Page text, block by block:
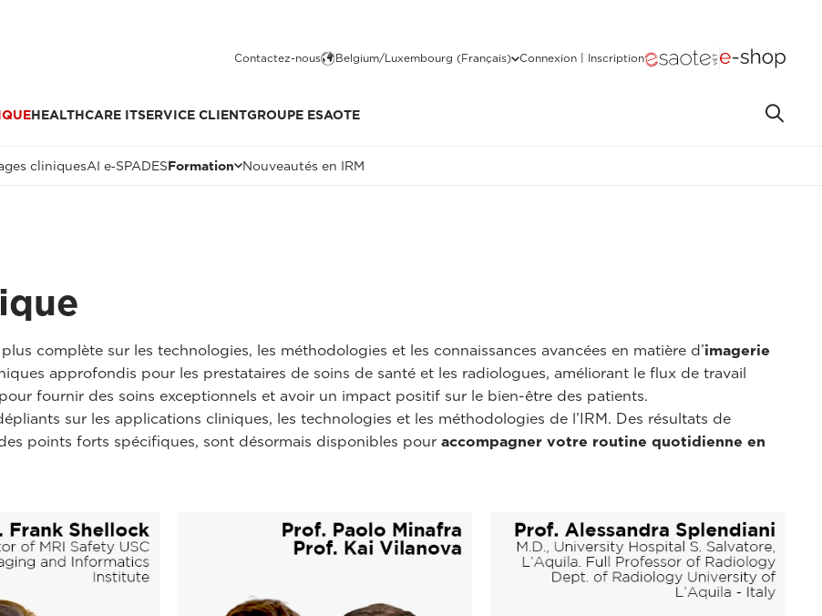
Contactez-nous Belgium/Luxembourg (Français) Connexion | Inscription
HEALTHCARE ITSERVICE CLIENTGROUPE ESAOTE
cliniquesAI e‑SPADESFormation Nouveautés en IRM
complète sur les technologies, les méthodologies et les connaissances avancées en matière d’imagerie
approfondis pour les prestataires de soins de santé et les radiologues, améliorant le flux de travail
fournir des soins exceptionnels et avoir un impact positif sur le bien-être des patients.
sur les applications cliniques, les technologies et les méthodologies de l’IRM. Des résultats de
points forts spécifiques, sont désormais disponibles pour accompagner votre routine quotidienne en